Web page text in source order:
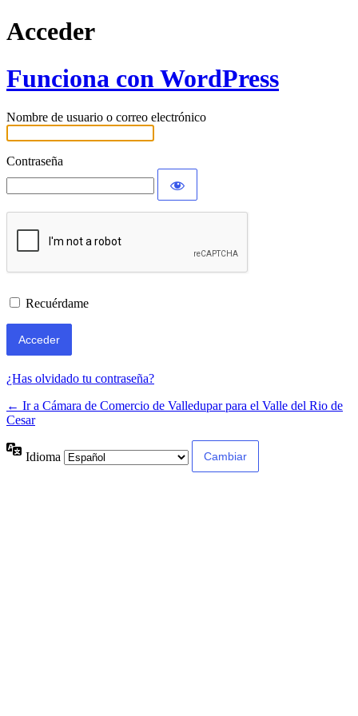
Acceder
Funciona con WordPress
Nombre de usuario o correo electrónico
Contraseña
Recuérdame
¿Has olvidado tu contraseña?
← Ir a Cámara de Comercio de Valledupar para el Valle del Rio de
Cesar
Idioma